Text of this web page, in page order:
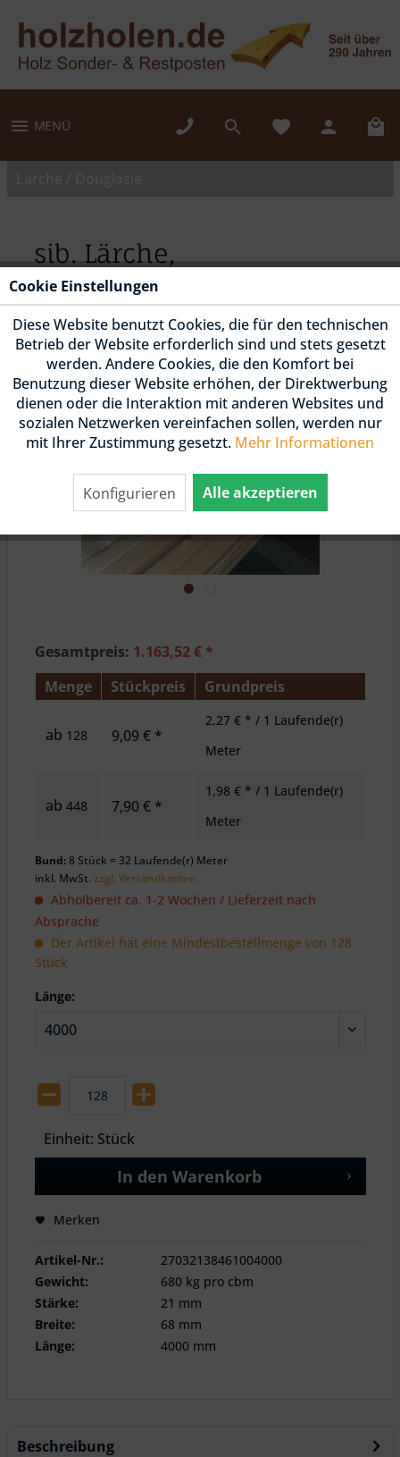
MENÜ
sib. Lärche,
Rhombusleiste, HS 306,
Kanten gerundet, abge.
ca. 15 Grad
Gesamtpreis: 1.163,52€ *
Menge
Stückpreis Grundpreis
ab 128 9,09 € *
2,27 € * / 1 Laufende(r)
Meter
ab 448 7,90 € *
1,98 € * / 1 Laufende(r)
Meter
Bund:8 Stück = 32 Laufende(r) Meter
inkl. MwSt. zzgl. Versandkosten
Abholbereit ca. 1-2 Wochen / Lieferzeit nach
Absprache
Der Artikel hat eine Mindestbestellmenge von 128
Stück
Länge:
Einheit: Stück
In den Warenkorb
Merken
Artikel-Nr.:
27032138461004000
Gewicht:
680 kg pro cbm
Stärke:
21 mm
Breite:
68 mm
Länge:
4000 mm
Beschreibung
Cookie Einstellungen
Diese Website benutzt Cookies, die für den technischen
Betrieb der Website erforderlich sind und stets gesetzt
werden. Andere Cookies, die den Komfort bei
Benutzung dieser Website erhöhen, der Direktwerbung
dienen oder die Interaktion mit anderen Websites und
sozialen Netzwerken vereinfachen sollen, werden nur
mit Ihrer Zustimmung gesetzt. Mehr Informationen
Alle akzeptieren
Konfigurieren